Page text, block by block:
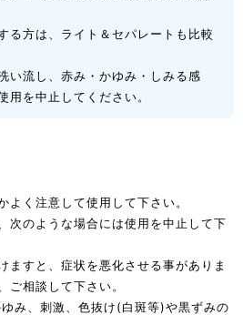
る方は、ライト＆セパレートも比較
い流し、赤み・かゆみ・しみる感
用を中止してください。
よく注意して使用して下さい。
次のような場合には使用を中止して下
ますと、症状を悪化させる事がありま
ご相談して下さい。
み、刺激、色抜け(白斑等)や黒ずみの